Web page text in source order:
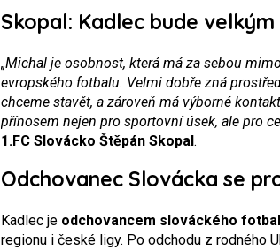
Skopal: Kadlec bude
„Michal je osobnost, která má za sebou
evropského fotbalu. Velmi dobře zná
chceme stavět, a zároveň má výborné
přínosem nejen pro sportovní úsek, ale pro
1.FC Slovácko Štěpán Skopal.
Odchovanec Slovácka se
Kadlec je odchovancem slováckého
regionu i české ligy. Po odchodu z rodného